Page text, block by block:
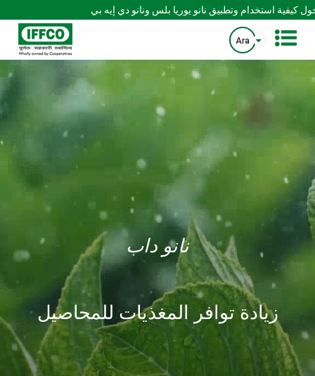
Ara
نانو داب
تعزيز الزراعة الدقيقة والمستدامة